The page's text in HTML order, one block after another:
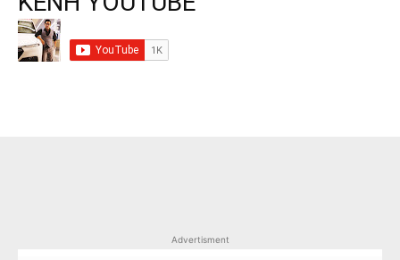
Advertisment